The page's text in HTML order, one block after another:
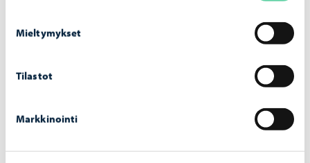
Mieltymykset
Tilastot
Markkinointi
Kaupunki tiedottaa
13.4.